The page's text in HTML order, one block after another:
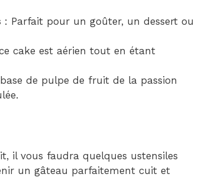
: Parfait pour un goûter, un dessert ou
cake est aérien tout en étant
de pulpe de fruit de la passion
il vous faudra quelques ustensiles
un gâteau parfaitement cuit et